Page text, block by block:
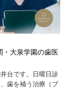
・大泉学園の歯医
台です。日曜日診
歯を補う治療（ブ